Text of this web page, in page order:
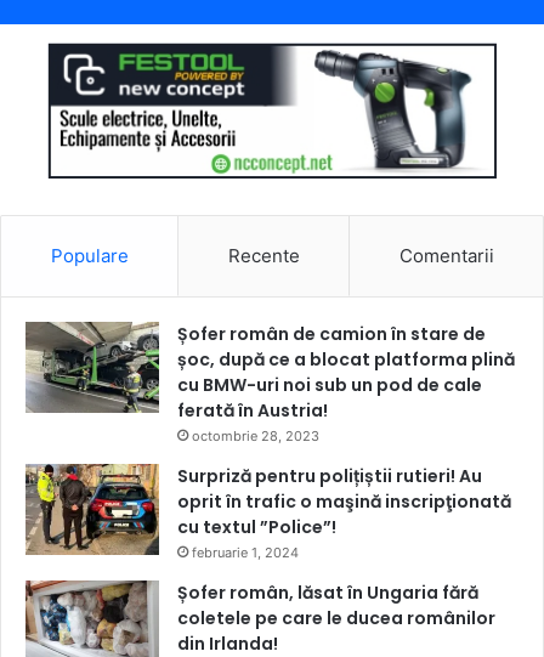
Populare Recente Comentarii
Șofer român de camion în stare de
șoc, după ce a blocat platforma plină
cu BMW-uri noi sub un pod de cale
ferată în Austria!
octombrie 28, 2023
Surpriză pentru polițiștii rutieri! Au
oprit în trafic o maşină inscripţionată
cu textul ”Police”!
februarie 1, 2024
Șofer român, lăsat în Ungaria fără
coletele pe care le ducea românilor
din Irlanda!